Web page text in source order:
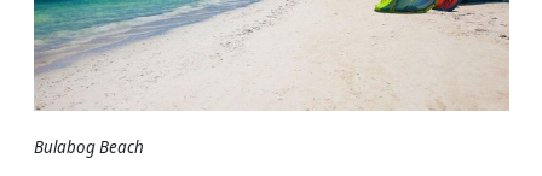
Bulabog Beach